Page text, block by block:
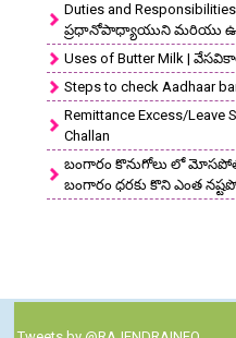
Duties and
ప్రధానోపాధ్యాయుని మరియు
Uses of Butter Milk |
Steps to check Aadhaar
Remittance Excess/Leave
Challan
బంగారం కొనుగోలు లో
బంగారం ధరకు కొని ఎంత